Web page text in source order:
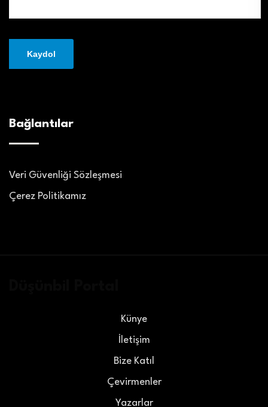
Bağlantılar
Veri Güvenliği Sözleşmesi
Çerez Politikamız
Künye
İletişim
Bize Katıl
Çevirmenler
Yazarlar